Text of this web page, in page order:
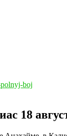
18